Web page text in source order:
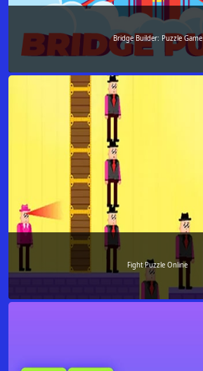
Bridge Builder: Puzzle Game
Fight Puzzle Online